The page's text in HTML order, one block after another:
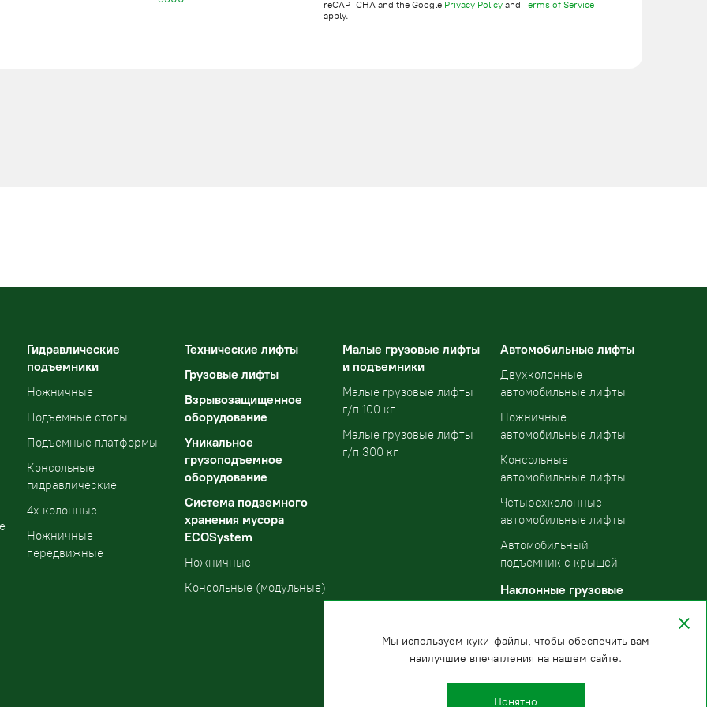
reCAPTCHA and the Google Privacy Policy and Terms of Service
apply.
Гидравлические
подъемники
Ножничные
Подъемные столы
Подъемные платформы
Консольные
гидравлические
4х колонные
Ножничные
передвижные
Технические лифты
Грузовые лифты
Взрывозащищенное
оборудование
Уникальное
грузоподъемное
оборудование
Система подземного
хранения мусора
ECOSystem
Ножничные
Консольные (модульные)
Малые грузовые лифты
и подъемники
Малые грузовые лифты
г/п 100 кг
Малые грузовые лифты
г/п 300 кг
Автомобильные лифты
Двухколонные
автомобильные лифты
Ножничные
автомобильные лифты
Консольные
автомобильные лифты
Четырехколонные
автомобильные лифты
Автомобильный
подъемник с крышей
Наклонные грузовые
Мы используем куки-файлы, чтобы обеспечить вам
наилучшие впечатления на нашем сайте.
Понятно